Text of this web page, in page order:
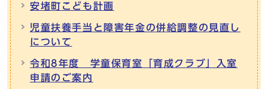
安堵町こども計画
児童扶養手当と障害年金の併給調整の見直し
について
令和8年度 学童保育室「育成クラブ」入室
申請のご案内